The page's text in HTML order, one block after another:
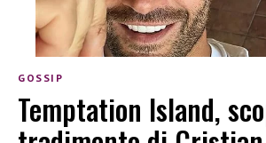
GOSSIP
Temptation Island,